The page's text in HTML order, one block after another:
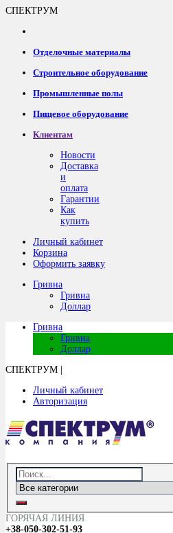
СПЕКТРУМ
Отделочные материалы
Строительное оборудование
Промышленные полы
Пищевое оборудование
Клиентам
Новости
Доставка
и
оплата
Гарантии
Как
купить
Личный кабинет
Корзина
Оформить заявку
Гривна
Гривна
Доллар
Гривна
Гривна
Доллар
СПЕКТРУМ
Личный кабинет
Авторизация
ГОРЯЧАЯ ЛИНИЯ
+38-050-302-51-93